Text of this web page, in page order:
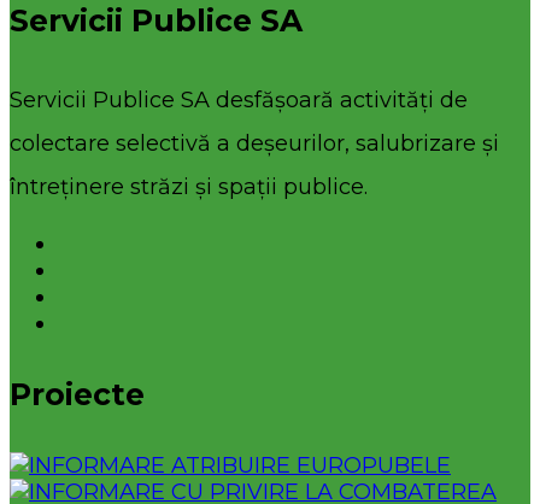
Servicii Publice SA
Servicii Publice SA desfășoară activități de
colectare selectivă a deșeurilor, salubrizare și
întreținere străzi și spații publice.
Proiecte